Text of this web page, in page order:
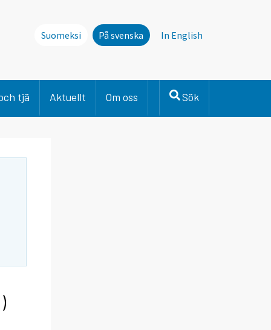
Suomeksi På svenska In English
tjä Aktuellt Om oss Sök